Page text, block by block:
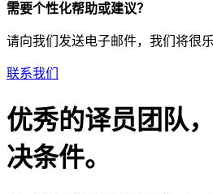
需要个性化帮助或建议？
请向我们发送电子邮件，我们将很
联系我们
优秀的译员团队
决条件。